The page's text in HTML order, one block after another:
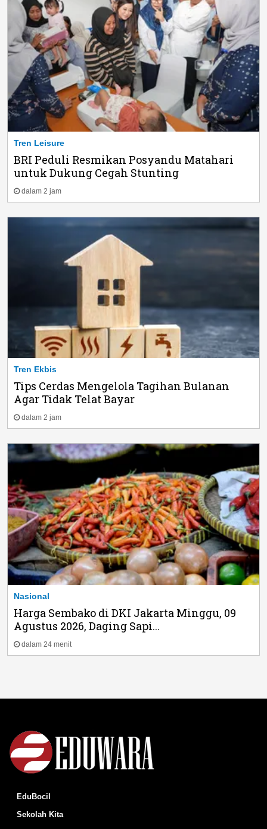
Tren Leisure
BRI Peduli Resmikan Posyandu Matahari
untuk Dukung Cegah Stunting
dalam 2 jam
Tren Ekbis
Tips Cerdas Mengelola Tagihan Bulanan
Agar Tidak Telat Bayar
dalam 2 jam
Nasional
Harga Sembako di DKI Jakarta Minggu, 09
Agustus 2026, Daging Sapi...
dalam 24 menit
EduBocil
Sekolah Kita